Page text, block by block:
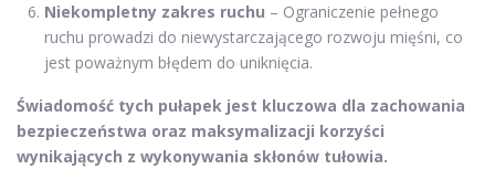
Niekompletny zakres ruchu – Ograniczenie pełnego
ruchu prowadzi do niewystarczającego rozwoju mięśni, co
jest poważnym błędem do uniknięcia.
Świadomość tych pułapek jest kluczowa dla zachowania
bezpieczeństwa oraz maksymalizacji korzyści
wynikających z wykonywania skłonów tułowia.